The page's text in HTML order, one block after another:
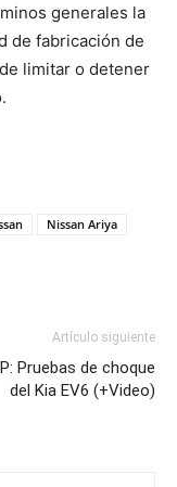
generales la
de fabricación de
limitar o detener
Nissan Ariya
Artículo siguiente
Pruebas de choque
del Kia EV6 (+Video)